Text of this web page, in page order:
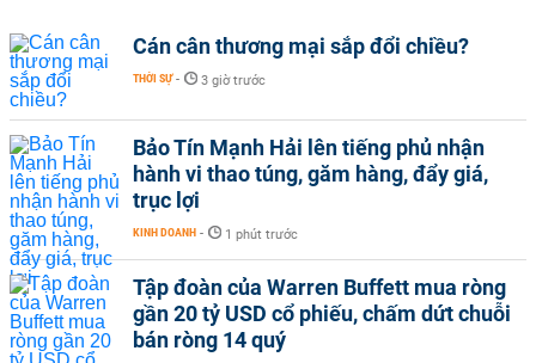
Cán cân thương mại sắp đổi chiều?
THỜI SỰ - 3 giờ trước
Bảo Tín Mạnh Hải lên tiếng phủ nhận
hành vi thao túng, găm hàng, đẩy giá,
trục lợi
KINH DOANH - 1 phút trước
Tập đoàn của Warren Buffett mua ròng
gần 20 tỷ USD cổ phiếu, chấm dứt chuỗi
bán ròng 14 quý